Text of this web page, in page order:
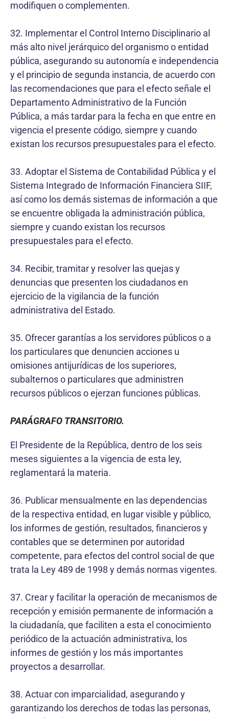
modifiquen o complementen.
32. Implementar el Control Interno Disciplinario al
más alto nivel jerárquico del organismo o entidad
pública, asegurando su autonomía e independencia
y el principio de segunda instancia, de acuerdo con
las recomendaciones que para el efecto señale el
Departamento Administrativo de la Función
Pública, a más tardar para la fecha en que entre en
vigencia el presente código, siempre y cuando
existan los recursos presupuestales para el efecto.
33. Adoptar el Sistema de Contabilidad Pública y el
Sistema Integrado de Información Financiera SIIF,
así como los demás sistemas de información a que
se encuentre obligada la administración pública,
siempre y cuando existan los recursos
presupuestales para el efecto.
34. Recibir, tramitar y resolver las quejas y
denuncias que presenten los ciudadanos en
ejercicio de la vigilancia de la función
administrativa del Estado.
35. Ofrecer garantías a los servidores públicos o a
los particulares que denuncien acciones u
omisiones antijurídicas de los superiores,
subalternos o particulares que administren
recursos públicos o ejerzan funciones públicas.
PARÁGRAFO TRANSITORIO.
El Presidente de la República, dentro de los seis
meses siguientes a la vigencia de esta ley,
reglamentará la materia.
36. Publicar mensualmente en las dependencias
de la respectiva entidad, en lugar visible y público,
los informes de gestión, resultados, financieros y
contables que se determinen por autoridad
competente, para efectos del control social de que
trata la Ley 489 de 1998 y demás normas vigentes.
37. Crear y facilitar la operación de mecanismos de
recepción y emisión permanente de información a
la ciudadanía, que faciliten a esta el conocimiento
periódico de la actuación administrativa, los
informes de gestión y los más importantes
proyectos a desarrollar.
38. Actuar con imparcialidad, asegurando y
garantizando los derechos de todas las personas,